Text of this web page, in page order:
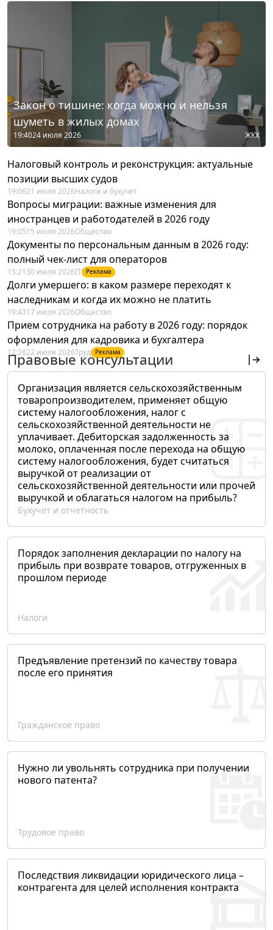
Закон о тишине: когда можно и нельзя
шуметь в жилых домах
19:4024 июля 2026 ЖКХ
Налоговый контроль и реконструкция: актуальные
позиции высших судов
19:0621 июля 2026Налоги и бухучет
Вопросы миграции: важные изменения для
иностранцев и работодателей в 2026 году
19:0515 июля 2026Общество
Документы по персональным данным в 2026 году:
полный чек-лист для операторов
15:21 30 июля 2026IT Реклама
Долги умершего: в каком размере переходят к
наследникам и когда их можно не платить
19:4317 июля 2026Общество
Прием сотрудника на работу в 2026 году: порядок
оформления для кадровика и бухгалтера
12:2822 июля 2026Труд Реклама
Правовые консультации
Организация является сельскохозяйственным
товаропроизводителем, применяет общую
систему налогообложения, налог с
сельскохозяйственной деятельности не
уплачивает. Дебиторская задолженность за
молоко, оплаченная после перехода на общую
систему налогообложения, будет считаться
выручкой от реализации от
сельскохозяйственной деятельности или прочей
выручкой и облагаться налогом на прибыль?
Бухучет и отчетность
Порядок заполнения декларации по налогу на
прибыль при возврате товаров, отгруженных в
прошлом периоде
Налоги
Предъявление претензий по качеству товара
после его принятия
Гражданское право
Нужно ли увольнять сотрудника при получении
нового патента?
Трудовое право
Последствия ликвидации юридического лица –
контрагента для целей исполнения контракта